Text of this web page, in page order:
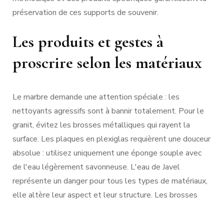
préservation de ces supports de souvenir.
Les produits et gestes à
proscrire selon les matériaux
Le marbre demande une attention spéciale : les
nettoyants agressifs sont à bannir totalement. Pour le
granit, évitez les brosses métalliques qui rayent la
surface. Les plaques en plexiglas requièrent une douceur
absolue : utilisez uniquement une éponge souple avec
de l'eau légèrement savonneuse. L'eau de Javel
représente un danger pour tous les types de matériaux,
elle altère leur aspect et leur structure. Les brosses